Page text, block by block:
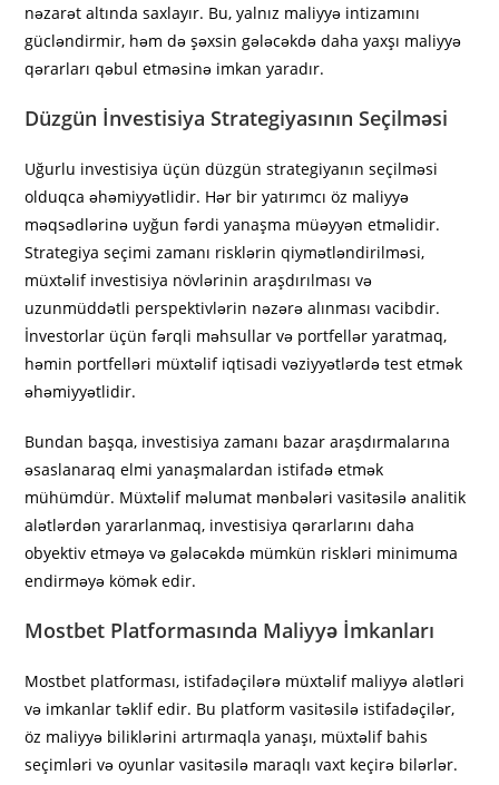
nəzarət altında saxlayır. Bu, yalnız maliyyə intizamını
gücləndirmir, həm də şəxsin gələcəkdə daha yaxşı maliyyə
qərarları qəbul etməsinə imkan yaradır.
Düzgün İnvestisiya Strategiyasının Seçilməsi
Uğurlu investisiya üçün düzgün strategiyanın seçilməsi
olduqca əhəmiyyətlidir. Hər bir yatırımcı öz maliyyə
məqsədlərinə uyğun fərdi yanaşma müəyyən etməlidir.
Strategiya seçimi zamanı risklərin qiymətləndirilməsi,
müxtəlif investisiya növlərinin araşdırılması və
uzunmüddətli perspektivlərin nəzərə alınması vacibdir.
İnvestorlar üçün fərqli məhsullar və portfellər yaratmaq,
həmin portfelləri müxtəlif iqtisadi vəziyyətlərdə test etmək
əhəmiyyətlidir.
Bundan başqa, investisiya zamanı bazar araşdırmalarına
əsaslanaraq elmi yanaşmalardan istifadə etmək
mühümdür. Müxtəlif məlumat mənbələri vasitəsilə analitik
alətlərdən yararlanmaq, investisiya qərarlarını daha
obyektiv etməyə və gələcəkdə mümkün riskləri minimuma
endirməyə kömək edir.
Mostbet Platformasında Maliyyə İmkanları
Mostbet platforması, istifadəçilərə müxtəlif maliyyə alətləri
və imkanlar təklif edir. Bu platform vasitəsilə istifadəçilər,
öz maliyyə biliklərini artırmaqla yanaşı, müxtəlif bahis
seçimləri və oyunlar vasitəsilə maraqlı vaxt keçirə bilərlər.